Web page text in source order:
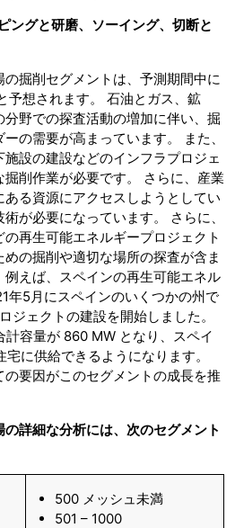
ングと研磨、ソーイング、切断と
掘削セグメントは、予測期間中に
予想されます。 石油とガス、鉱
野での探査活動の増加に伴い、掘
の需要が高まっています。 また、
設の建設などのインフラプロジェ
削作業が必要です。 さらに、産業
る資源にアクセスしようとしてい
が必要になっています。 さらに、
再生可能エネルギープロジェクト
の掘削や適切な場所の探査が含ま
えば、スペインの再生可能エネル
年5月にスペインのいくつかの州で
ジェクトの建設を開始しました。
計容量が 860 MW となり、スペイ
に供給できるようになります。
の要因がこのセグメントの成長を推
詳細な分析には、次のセグメント
500 メッシュ未満
501 – 1000